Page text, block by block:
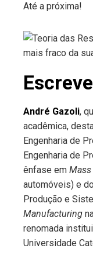
Até a próxima!
André Gazoli,
acadêmica,
Engenharia de
Engenharia de
ênfase em
automóveis) e
Produção e
Manufacturing
renomada
Universidade